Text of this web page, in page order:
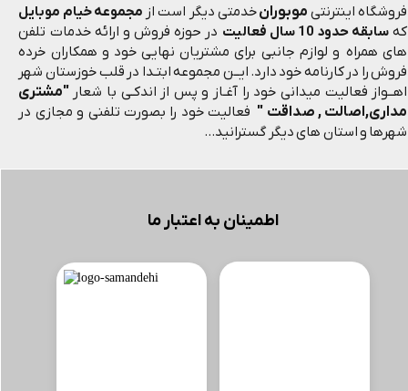
فروشگاه اینترنتی موبورانخدمتی دیگر است از مجموعه خیام موبایل
که سابقه حدود 10 سال فعالیت
در حوزه فروش و ارائه خدمات تلفن
های همراه و لوازم جانبی برای مشتریان نهایی خود و همکاران خرده
فروش را در کارنامه خود دارد. ایــن مجموعه ابتـدا در قلب خوزستان شهر
اهــواز فعالیت میدانی خود را آغـاز و پس از اندکـی با شعار "مشتری
مداری,اصالت , صداقت " فعالیت خود را بصورت تلفنی و مجازی در
شهرها و استان های دیگر گسترانید...
اطمینان به اعتبار ما